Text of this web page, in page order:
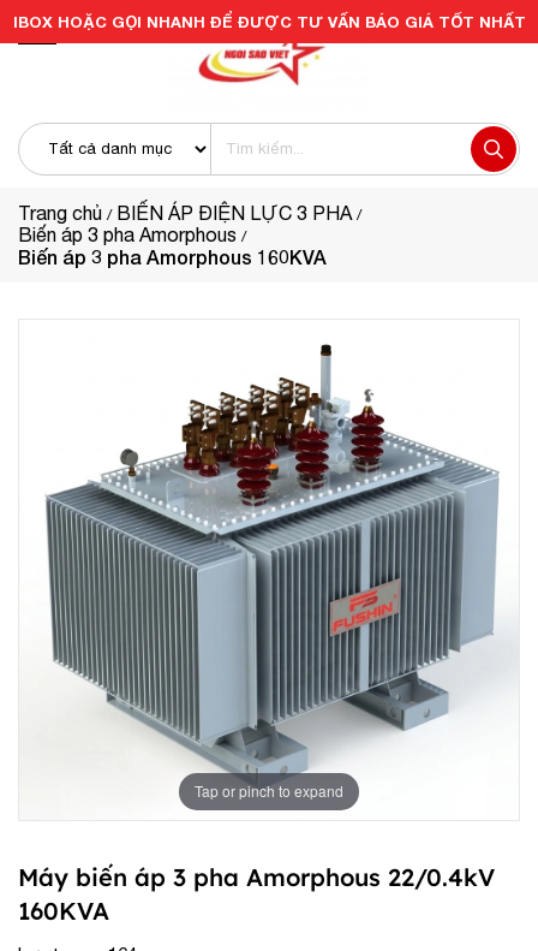
Trang chủ
BIẾN ÁP ĐIỆN LỰC 3 PHA
Biến áp 3 pha Amorphous
Biến áp 3 pha Amorphous 160KVA
Tap or pinch to expand
Máy biến áp 3 pha Amorphous 22/0.4kV
160KVA
IBOX HOẶC GỌI NHANH ĐỂ ĐƯỢC TƯ VẤN BÁO GIÁ TỐT NHẤT